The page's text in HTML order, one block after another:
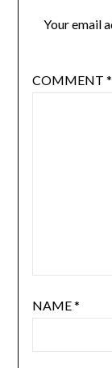
Your email
COMMENT *
NAME*